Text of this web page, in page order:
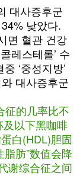
대사증후군
낮았다.
면 혈관 건강
레스테롤’ 수
중 ‘중성지방’
대사증후군
征的几率比不
以下黑咖啡
白(HDL)胆固
肪”数值会降
谢综合征之间